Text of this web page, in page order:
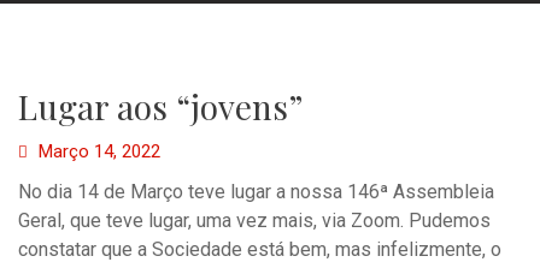
Lugar aos “jovens”
Março 14, 2022
No dia 14 de Março teve lugar a nossa 146ª Assembleia
Geral, que teve lugar, uma vez mais, via Zoom. Pudemos
constatar que a Sociedade está bem, mas infelizmente, o